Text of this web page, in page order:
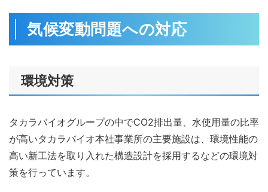
気候変動問題への対応
環境対策
タカラバイオグループの中でCO2排出量、水使用量の比率
が高いタカラバイオ本社事業所の主要施設は、環境性能の
高い新工法を取り入れた構造設計を採用するなどの環境対
策を行っています。